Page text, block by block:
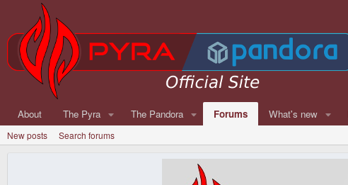
About The Pyra The Pandora Forums What's new
New posts Search forums